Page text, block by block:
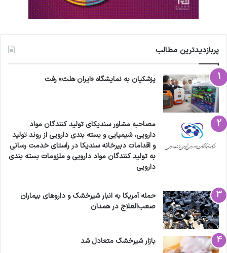
پربازدیدترین مطالب
پزشکیان به نمایشگاه «ایران هلث» رفت
مصاحبه مشاور سندیکای تولید کنندگان مواد
دارویی، شیمیایی و بسته بندی دارویی از روند تولید
و اقدامات دبیرخانه سندیکا در راستای خدمت رسانی
به تولید کنندگان مواد دارویی و ملزومات بسته بندی
دارویی
حمله آمریکا به انبار شیرخشک و داروهای بیماران
صعب‌العلاج در همدان
بازار شیرخشک متعادل شد